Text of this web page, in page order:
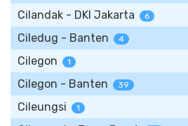
Cilandak - DKI Jakarta 6
Ciledug - Banten 4
Cilegon 1
Cilegon - Banten 39
Cileungsi 1